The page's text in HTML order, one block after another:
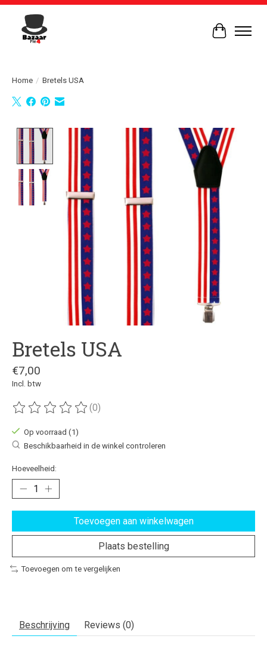
Home / Bretels USA
Product image slideshow Items
Bretels USA
€7,00
Incl. btw
De beoordeling van dit product is
(0)
Op voorraad (1)
Beschikbaarheid in de winkel controleren
Hoeveelheid:
Toevoegen aan winkelwagen
Plaats bestelling
Toevoegen om te vergelijken
Beschrijving Reviews (0)